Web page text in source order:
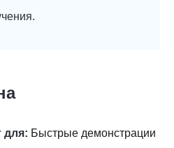
для: Быстрые демонстрации